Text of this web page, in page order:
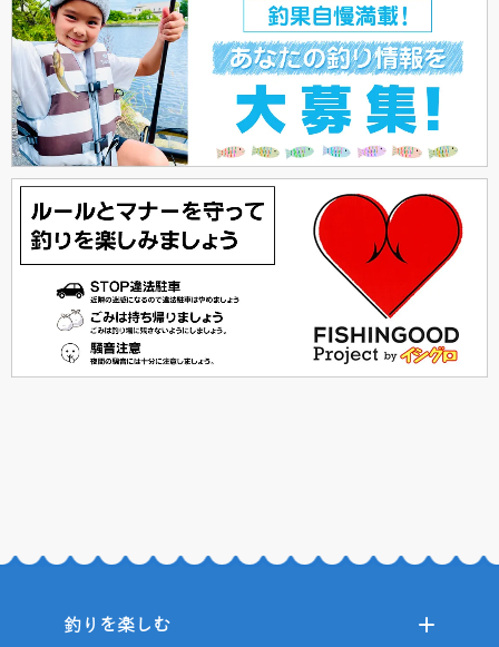
釣りを楽しむ